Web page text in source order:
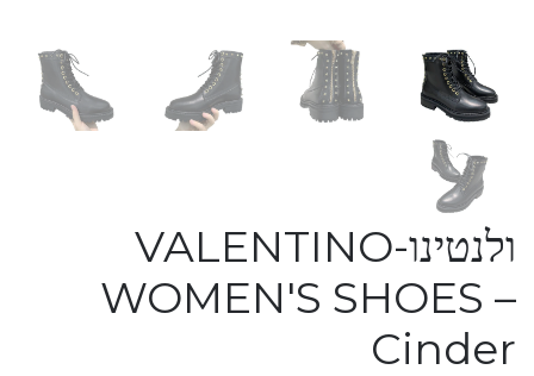
ולנטינו-VALENTINO
WOMEN'S SHOES –
Cinder